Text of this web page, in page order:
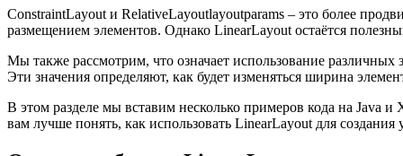
ConstraintLayout и RelativeLayoutlayoutparams – это более
размещением элементов. Однако LinearLayout остаётся
Мы также рассмотрим, что означает использование
Эти значения определяют, как будет изменяться ширина
В этом разделе мы вставим несколько примеров кода на Java
вам лучше понять, как использовать LinearLayout для